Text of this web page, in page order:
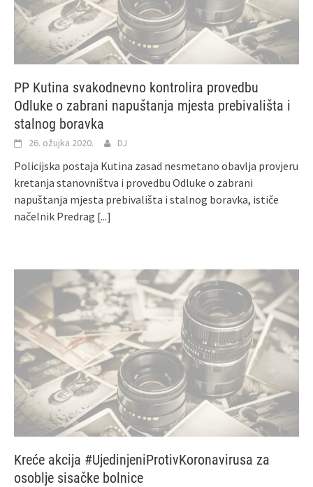
PP Kutina svakodnevno kontrolira provedbu
Odluke o zabrani napuštanja mjesta prebivališta i
stalnog boravka
26. ožujka 2020. DJ
Policijska postaja Kutina zasad nesmetano obavlja provjeru
kretanja stanovništva i provedbu Odluke o zabrani
napuštanja mjesta prebivališta i stalnog boravka, ističe
načelnik Predrag [...]
Kreće akcija #UjedinjeniProtivKoronavirusa za
osoblje sisačke bolnice